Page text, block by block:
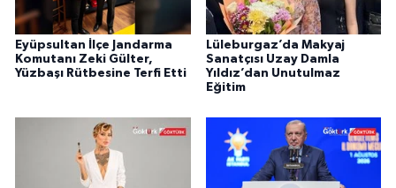
Eyüpsultan İlçe Jandarma
Komutanı Zeki Gülter,
Yüzbaşı Rütbesine Terfi Etti
Lüleburgaz’da Makyaj
Sanatçısı Uzay Damla
Yıldız’dan Unutulmaz
Eğitim